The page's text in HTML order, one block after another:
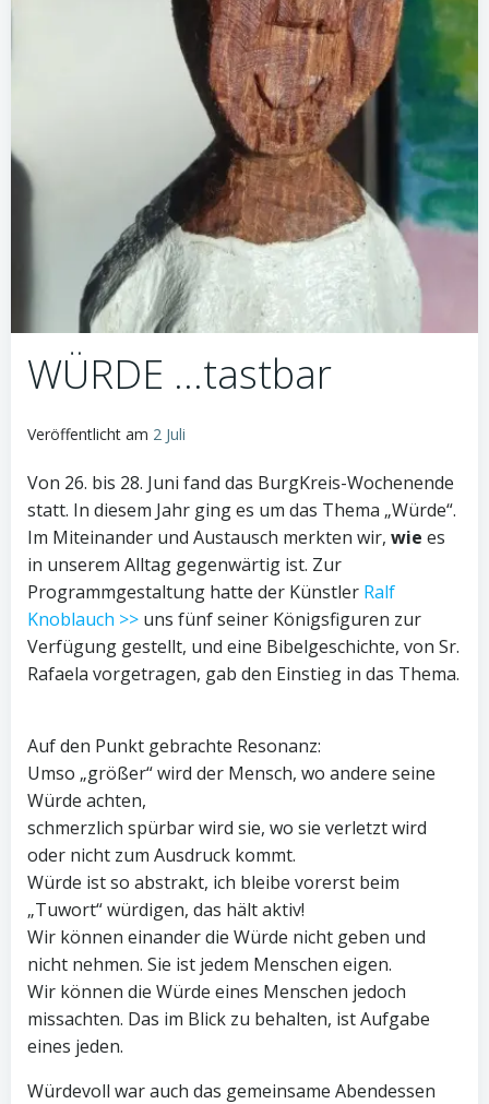
WÜRDE …tastbar
Veröffentlicht am 2 Juli
Von 26. bis 28. Juni fand das BurgKreis-Wochenende
statt. In diesem Jahr ging es um das Thema „Würde“.
Im Miteinander und Austausch merkten wir, wie es
in unserem Alltag gegenwärtig ist. Zur
Programmgestaltung hatte der Künstler Ralf
Knoblauch >> uns fünf seiner Königsfiguren zur
Verfügung gestellt, und eine Bibelgeschichte, von Sr.
Rafaela vorgetragen, gab den Einstieg in das Thema.
Auf den Punkt gebrachte Resonanz:
Umso „größer“ wird der Mensch, wo andere seine
Würde achten,
schmerzlich spürbar wird sie, wo sie verletzt wird
oder nicht zum Ausdruck kommt.
Würde ist so abstrakt, ich bleibe vorerst beim
„Tuwort“ würdigen, das hält aktiv!
Wir können einander die Würde nicht geben und
nicht nehmen. Sie ist jedem Menschen eigen.
Wir können die Würde eines Menschen jedoch
missachten. Das im Blick zu behalten, ist Aufgabe
eines jeden.
Würdevoll war auch das gemeinsame Abendessen